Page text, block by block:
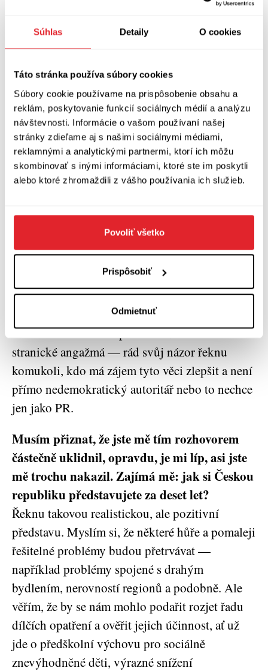
Súhlas Detaily O cookies
Táto stránka používa súbory cookies
Súbory cookie používame na prispôsobenie obsahu a
reklám, poskytovanie funkcií sociálnych médií a analýzu
návštevnosti. Informácie o vašom používaní našej
stránky zdieľame aj s našimi sociálnymi médiami,
reklamnými a analytickými partnermi, ktorí ich môžu
skombinovať s inými informáciami, ktoré ste im poskytli
alebo ktoré zhromaždili z vášho používania ich služieb.
Povoliť všetko
Prispôsobiť
Odmietnuť
Jenže v prostoru je i dost zajímavých osob, které
CERGE. Trochu více sledovat takové lidi a
jednoho formuláře z francouzských škol
blouzní, že se přestane říkat máma a táta, a věští
zákaz jedení masa, protože v newyorských
školách dětem přestali dávat nezdravé uzeniny.
Tím narážím na Alexandra Vondru samozřejmě.
Když dnes někdo na problémy upozorňuje,
politiky, že jedině tak se dá něco změnit.
Dostal jste nějaké podobné nabídky? A jak
tyto vzkazy od politiků směrem k občanské
společnosti vnímáte?
Ještě mi to nikdo nenabídl. Nevím, zda bych v
tom byl dobrý. Ale občas konzultuji věci ve
vzdělávací a sociální politice. Není to však
stranické angažmá — rád svůj názor řeknu
komukoli, kdo má zájem tyto věci zlepšit a není
přímo nedemokratický autoritář nebo to nechce
jen jako PR.
Musím přiznat, že jste mě tím rozhovorem
částečně uklidnil, opravdu, je mi líp, asi jste
mě trochu nakazil. Zajímá mě: jak si Českou
republiku představujete za deset let?
Řeknu takovou realistickou, ale pozitivní
představu. Myslím si, že některé hůře a pomaleji
řešitelné problémy budou přetrvávat —
například problémy spojené s drahým
bydlením, nerovností regionů a podobně. Ale
věřím, že by se nám mohlo podařit rozjet řadu
dílčích opatření a ověřit jejich účinnost, ať už
jde o předškolní výchovu pro sociálně
znevýhodněné děti, výrazné snížení